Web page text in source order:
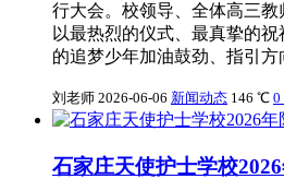
行大会。校领导、全体高三教
以最热烈的仪式、最真挚的
的追梦少年加油鼓劲、指引方
刘老师 2026-06-06 新闻动态 146 ℃ 0
石家庄天使护士学校